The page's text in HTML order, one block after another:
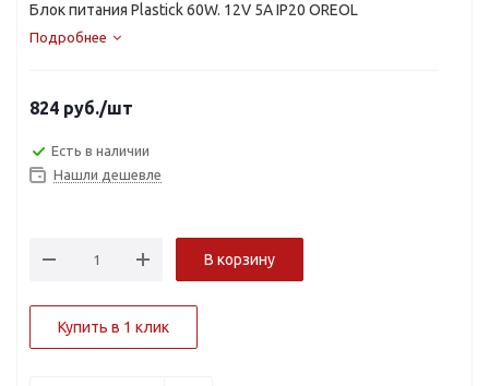
Блок питания Plastick 60W. 12V 5A IP20 OREOL
Подробнее
824 руб./шт
Есть в наличии
Нашли дешевле
В корзину
Купить в 1 клик